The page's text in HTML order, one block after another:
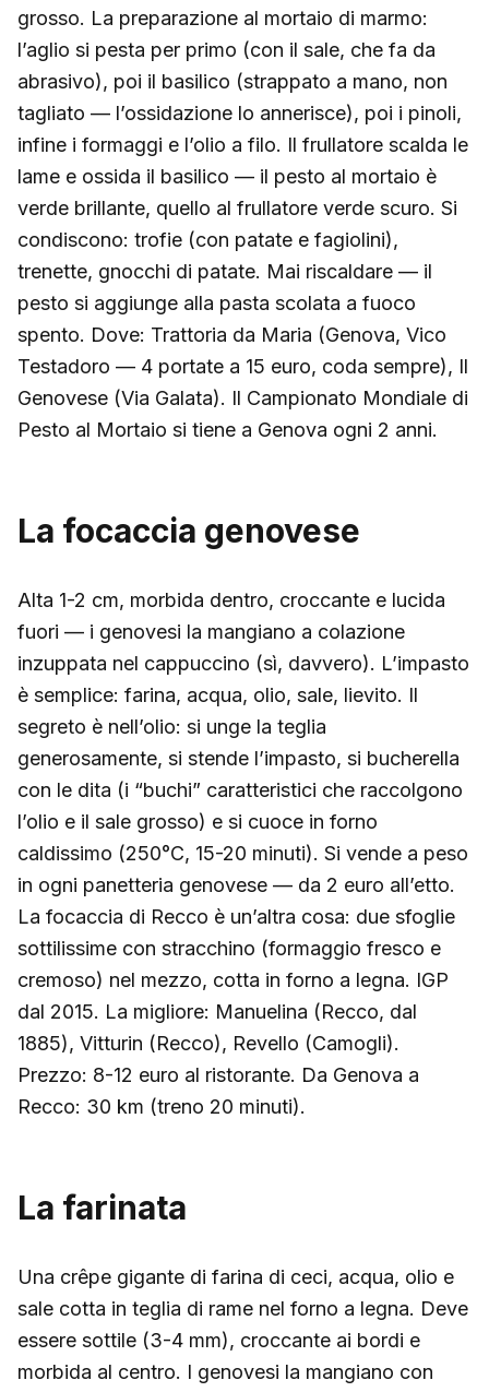
grosso. La preparazione al mortaio di marmo:
l’aglio si pesta per primo (con il sale, che fa da
abrasivo), poi il basilico (strappato a mano, non
tagliato — l’ossidazione lo annerisce), poi i pinoli,
infine i formaggi e l’olio a filo. Il frullatore scalda le
lame e ossida il basilico — il pesto al mortaio è
verde brillante, quello al frullatore verde scuro. Si
condiscono: trofie (con patate e fagiolini),
trenette, gnocchi di patate. Mai riscaldare — il
pesto si aggiunge alla pasta scolata a fuoco
spento. Dove: Trattoria da Maria (Genova, Vico
Testadoro — 4 portate a 15 euro, coda sempre), Il
Genovese (Via Galata). Il Campionato Mondiale di
Pesto al Mortaio si tiene a Genova ogni 2 anni.
La focaccia genovese
Alta 1-2 cm, morbida dentro, croccante e lucida
fuori — i genovesi la mangiano a colazione
inzuppata nel cappuccino (sì, davvero). L’impasto
è semplice: farina, acqua, olio, sale, lievito. Il
segreto è nell’olio: si unge la teglia
generosamente, si stende l’impasto, si bucherella
con le dita (i “buchi” caratteristici che raccolgono
l’olio e il sale grosso) e si cuoce in forno
caldissimo (250°C, 15-20 minuti). Si vende a peso
in ogni panetteria genovese — da 2 euro all’etto.
La focaccia di Recco è un’altra cosa: due sfoglie
sottilissime con stracchino (formaggio fresco e
cremoso) nel mezzo, cotta in forno a legna. IGP
dal 2015. La migliore: Manuelina (Recco, dal
1885), Vitturin (Recco), Revello (Camogli).
Prezzo: 8-12 euro al ristorante. Da Genova a
Recco: 30 km (treno 20 minuti).
La farinata
Una crêpe gigante di farina di ceci, acqua, olio e
sale cotta in teglia di rame nel forno a legna. Deve
essere sottile (3-4 mm), croccante ai bordi e
morbida al centro. I genovesi la mangiano con